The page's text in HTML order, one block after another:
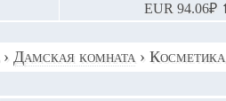
EUR 94.06₽
› Дамская комната›